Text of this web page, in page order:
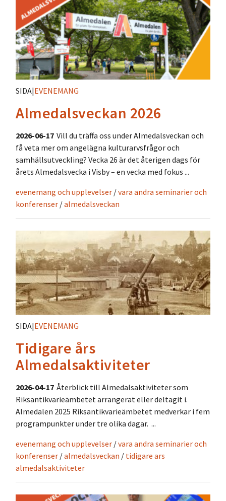
SIDA|EVENEMANG
Almedalsveckan 2026
2026-06-17 Vill du träffa oss under Almedalsveckan och
få veta mer om angelägna kulturarvsfrågor och
samhällsutveckling? Vecka 26 är det återigen dags för
årets Almedalsvecka i Visby – en vecka med fokus ...
evenemang och upplevelser /vara andra seminarier och
konferenser /almedalsveckan
SIDA|EVENEMANG
Tidigare års
Almedalsaktiviteter
2026-04-17 Återblick till Almedalsaktiviteter som
Riksantikvarieämbetet arrangerat eller deltagit i.
Almedalen 2025 Riksantikvarieämbetet medverkar i fem
programpunkter under tre olika dagar. ...
evenemang och upplevelser /vara andra seminarier och
konferenser /almedalsveckan / tidigare ars
almedalsaktiviteter